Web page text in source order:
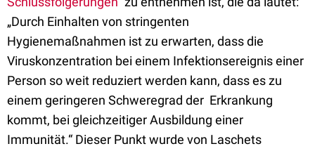
„Durch Einhalten von stringenten
Hygienemaßnahmen ist zu erwarten, dass die
Viruskonzentration bei einem Infektionsereignis einer
Person so weit reduziert werden kann, dass es zu
einem geringeren Schweregrad der Erkrankung
kommt, bei gleichzeitiger Ausbildung einer
Immunität.“ Dieser Punkt wurde von Laschets